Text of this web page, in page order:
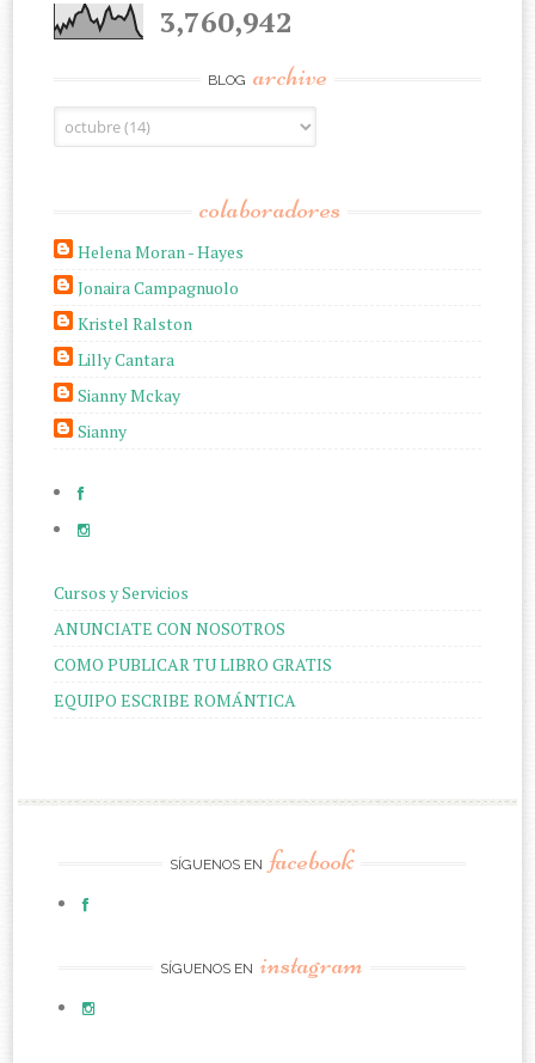
3,760,942
BLOG archive
colaboradores
Helena Moran - Hayes
Jonaira Campagnuolo
Kristel Ralston
Lilly Cantara
Sianny Mckay
Sianny
Cursos y Servicios
ANUNCIATE CON NOSOTROS
COMO PUBLICAR TU LIBRO GRATIS
EQUIPO ESCRIBE ROMÁNTICA
SÍGUENOS EN facebook
SÍGUENOS EN instagram